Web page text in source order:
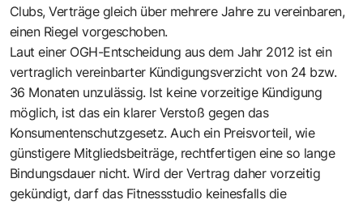
Clubs, Verträge gleich über mehrere Jahre zu vereinbaren,
einen Riegel vorgeschoben.
Laut einer OGH-Entscheidung aus dem Jahr 2012 ist ein
vertraglich vereinbarter Kündigungsverzicht von 24 bzw.
36 Monaten unzulässig. Ist keine vorzeitige Kündigung
möglich, ist das ein klarer Verstoß gegen das
Konsumentenschutzgesetz. Auch ein Preisvorteil, wie
günstigere Mitgliedsbeiträge, rechtfertigen eine so lange
Bindungsdauer nicht. Wird der Vertrag daher vorzeitig
gekündigt, darf das Fitnessstudio keinesfalls die